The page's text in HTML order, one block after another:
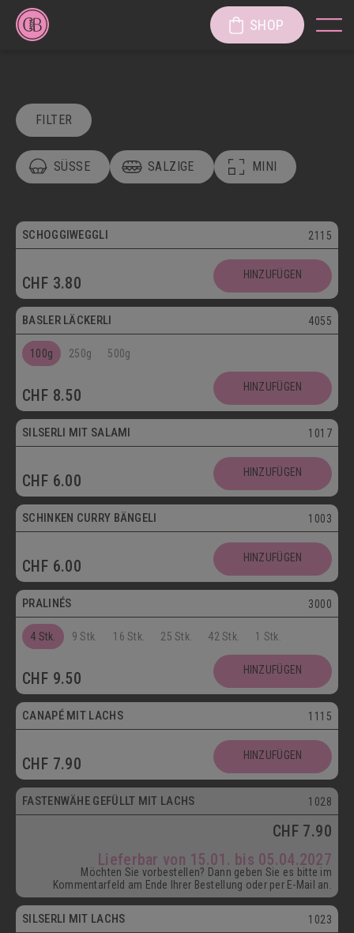
SHOP
FILTER
SÜSSE SALZIGE MINI
SÜSSE KÖSTLICHKEITEN
SÜSSGEBÄCK
KUCHEN/TORTEN/CAKES/WÄHEN LÄGGERLI
SCHOKOLADENSPEZIALITÄTEN
MAIKÄFER
SALZIGE KÖSTLICHKEITEN
SILSERLI
BELEGTE BRÖTCHEN
BROTWAREN
BACKWAREN FASTENWAIE
SCHOGGIWEGGLI 2115
CHF 3.80 HINZUFÜGEN
Vegetarisch
BASLER LÄCKERLI 4055
100g 250g 500g
CHF 8.50 HINZUFÜGEN
SILSERLI MIT SALAMI 1017
CHF 6.00 HINZUFÜGEN
SCHINKEN CURRY BÄNGELI 1003
CHF 6.00 HINZUFÜGEN
Postversand
PRALINÉS 3000
4 Stk. 9 Stk. 16 Stk. 25 Stk. 42 Stk. 1 Stk.
CHF 9.50 HINZUFÜGEN
CANAPÉ MIT LACHS 1115
CHF 7.90 HINZUFÜGEN
ab 15.01.
FASTENWÄHE GEFÜLLT MIT LACHS 1028
CHF 7.90
Lieferbar von 15.01. bis 05.04.2027
Möchten Sie vorbestellen? Dann geben Sie es bitte im
Kommentarfeld am Ende Ihrer Bestellung oder per E-Mail an.
SILSERLI MIT LACHS 1023